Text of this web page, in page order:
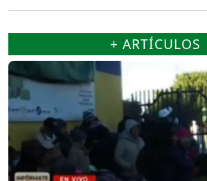
+ ARTÍCULOS